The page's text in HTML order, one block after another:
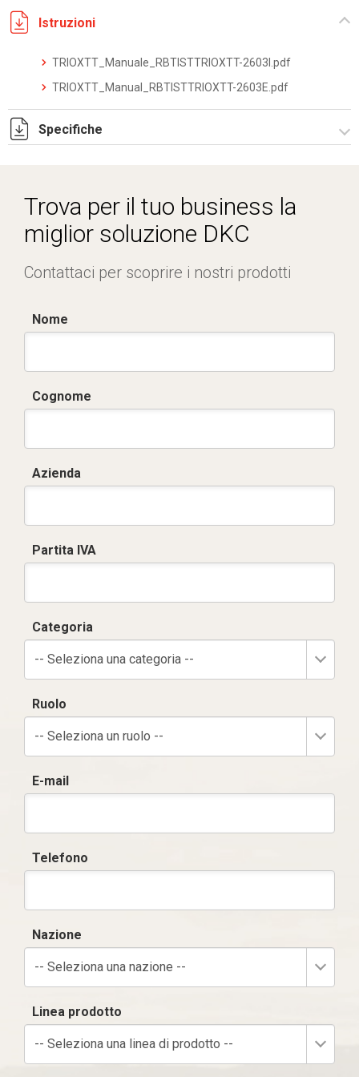
Istruzioni
TRIOXTT_Manuale_RBTISTTRIOXTT-2603I.pdf
TRIOXTT_Manual_RBTISTTRIOXTT-2603E.pdf
Specifiche
Trova per il tuo business la
miglior soluzione DKC
Contattaci per scoprire i nostri prodotti
Nome
Cognome
Azienda
Partita IVA
Categoria
-- Seleziona una categoria --
Ruolo
-- Seleziona un ruolo --
E-mail
Telefono
Nazione
-- Seleziona una nazione --
Linea prodotto
-- Seleziona una linea di prodotto --